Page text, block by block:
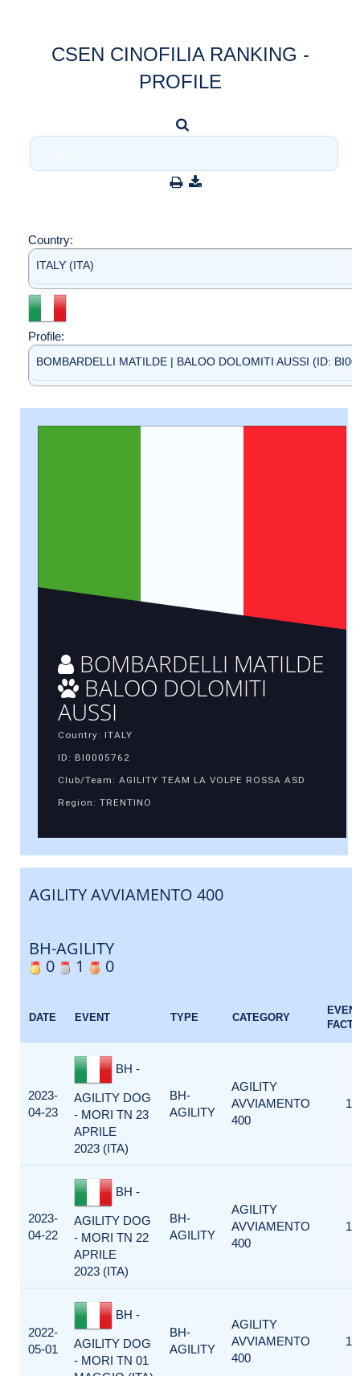
CSEN CINOFILIA RANKING -
PROFILE
Country:
ITALY (ITA)
Profile:
BOMBARDELLI MATILDE | BALOO DOLOMITI AUSSI (ID:
BOMBARDELLI MATILDE
BALOO DOLOMITI
AUSSI
Country: ITALY
ID: BI0005762
Club/Team: AGILITY TEAM LA VOLPE ROSSA ASD
Region: TRENTINO
AGILITY AVVIAMENTO 400
BH-AGILITY
0
1 0
DATE EVENT TYPE CATEGORY
2023-
04-23
BH -
AGILITY DOG
- MORI TN 23
APRILE
2023 (ITA)
BH-
AGILITY
AGILITY
AVVIAMENTO
400
1
2023-
04-22
BH -
AGILITY DOG
- MORI TN 22
APRILE
2023 (ITA)
BH-
AGILITY
AGILITY
AVVIAMENTO
400
1
2022-
05-01
BH -
AGILITY DOG
- MORI TN 01
BH-
AGILITY
AGILITY
AVVIAMENTO
400
1